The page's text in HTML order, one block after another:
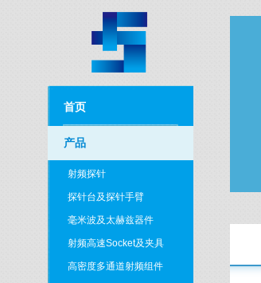
首页
产品
射频探针
探针台及探针手臂
毫米波及太赫兹器件
射频高速Socket及夹具
高密度多通道射频组件